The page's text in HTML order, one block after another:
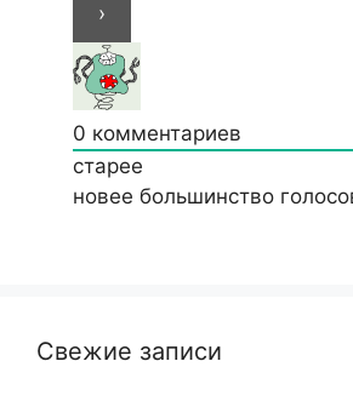
0 комментариев
старее
новее большинство
Свежие записи